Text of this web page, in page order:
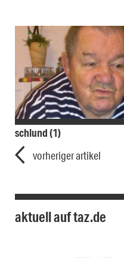
schlund (1)
vorheriger artikel
aktuell auf taz.de